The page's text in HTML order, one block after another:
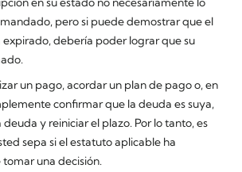
pero si puede demostrar que el
expirado, debería poder lograr que su
un pago, acordar un plan de pago o, en
confirmar que la deuda es suya,
y reiniciar el plazo. Por lo tanto, es
sepa si el estatuto aplicable ha
una decisión.